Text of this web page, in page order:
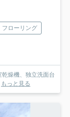
フローリング
もっと見る